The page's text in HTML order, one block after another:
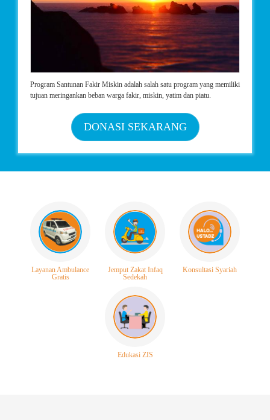
Program Santunan Fakir Miskin adalah salah satu program yang memiliki
tujuan meringankan beban warga fakir, miskin, yatim dan piatu.
DONASI SEKARANG
Layanan Ambulance
Gratis
Jemput Zakat Infaq
Sedekah
Konsultasi Syariah
Edukasi ZIS